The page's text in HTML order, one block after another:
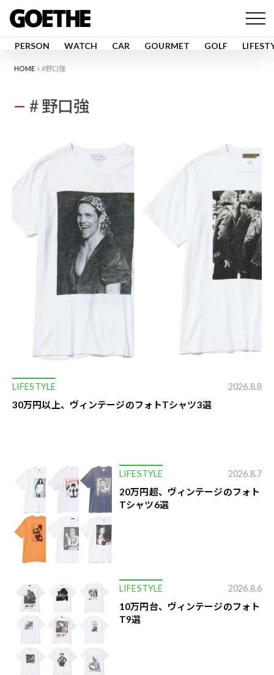
PERSON WATCH CAR GOURMET GOLF
HOME #野口強
# 野口強
LIFESTYLE 2026.8.8
30万円以上、ヴィンテージのフォトTシャツ3選
LIFESTYLE 2026.8.7
20万円超、ヴィンテージのフォト
Tシャツ6選
LIFESTYLE 2026.8.6
10万円台、ヴィンテージのフォト
T9選